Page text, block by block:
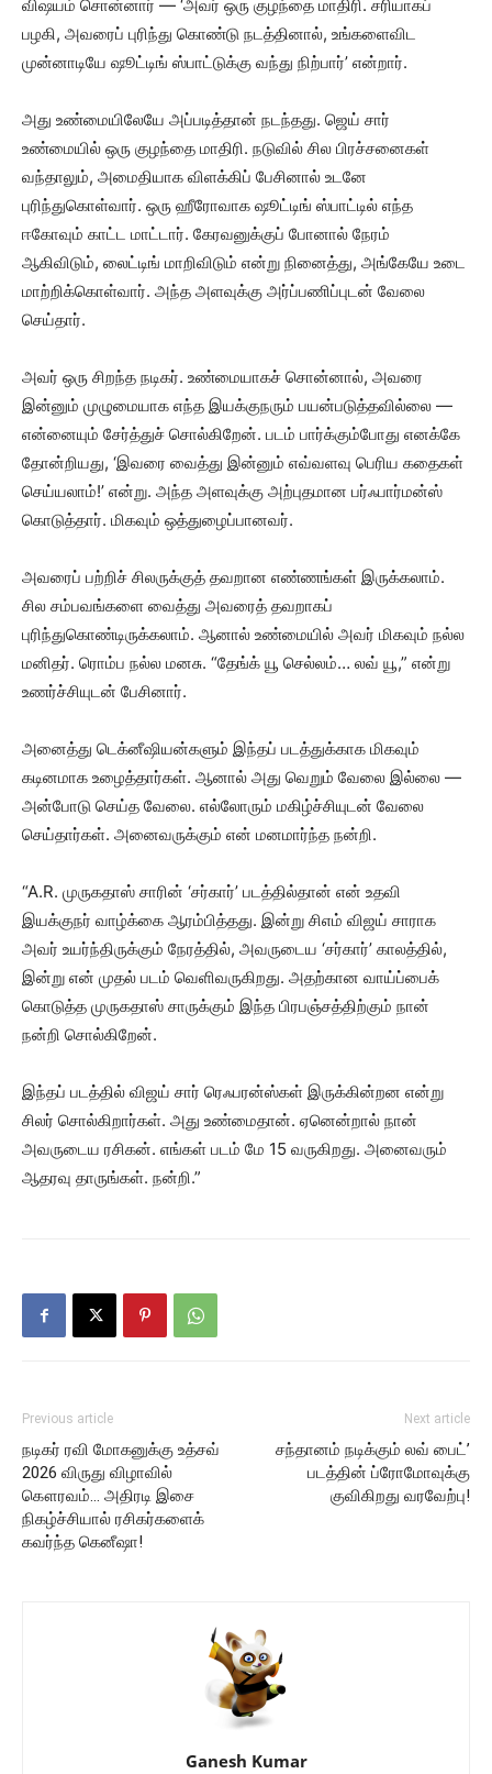
விஷயம் சொன்னார் — ‘அவர் ஒரு குழந்தை மாதிரி. சரியாகப்
பழகி, அவரைப் புரிந்து கொண்டு நடத்தினால், உங்களைவிட
முன்னாடியே ஷூட்டிங் ஸ்பாட்டுக்கு வந்து நிற்பார்’ என்றார்.
அது உண்மையிலேயே அப்படித்தான் நடந்தது. ஜெய் சார்
உண்மையில் ஒரு குழந்தை மாதிரி. நடுவில் சில பிரச்சனைகள்
வந்தாலும், அமைதியாக விளக்கிப் பேசினால் உடனே
புரிந்துகொள்வார். ஒரு ஹீரோவாக ஷூட்டிங் ஸ்பாட்டில் எந்த
ஈகோவும் காட்ட மாட்டார். கேரவனுக்குப் போனால் நேரம்
ஆகிவிடும், லைட்டிங் மாறிவிடும் என்று நினைத்து, அங்கேயே உடை
மாற்றிக்கொள்வார். அந்த அளவுக்கு அர்ப்பணிப்புடன் வேலை
செய்தார்.
அவர் ஒரு சிறந்த நடிகர். உண்மையாகச் சொன்னால், அவரை
இன்னும் முழுமையாக எந்த இயக்குநரும் பயன்படுத்தவில்லை —
என்னையும் சேர்த்துச் சொல்கிறேன். படம் பார்க்கும்போது எனக்கே
தோன்றியது, ‘இவரை வைத்து இன்னும் எவ்வளவு பெரிய கதைகள்
செய்யலாம்!’ என்று. அந்த அளவுக்கு அற்புதமான பர்ஃபார்மன்ஸ்
கொடுத்தார். மிகவும் ஒத்துழைப்பானவர்.
அவரைப் பற்றிச் சிலருக்குத் தவறான எண்ணங்கள் இருக்கலாம்.
சில சம்பவங்களை வைத்து அவரைத் தவறாகப்
புரிந்துகொண்டிருக்கலாம். ஆனால் உண்மையில் அவர் மிகவும் நல்ல
மனிதர். ரொம்ப நல்ல மனசு. “தேங்க் யூ செல்லம்… லவ் யூ,” என்று
உணர்ச்சியுடன் பேசினார்.
அனைத்து டெக்னீஷியன்களும் இந்தப் படத்துக்காக மிகவும்
கடினமாக உழைத்தார்கள். ஆனால் அது வெறும் வேலை இல்லை —
அன்போடு செய்த வேலை. எல்லோரும் மகிழ்ச்சியுடன் வேலை
செய்தார்கள். அனைவருக்கும் என் மனமார்ந்த நன்றி.
“A.R. முருகதாஸ் சாரின் ‘சர்கார்’ படத்தில்தான் என் உதவி
இயக்குநர் வாழ்க்கை ஆரம்பித்தது. இன்று சிஎம் விஜய் சாராக
அவர் உயர்ந்திருக்கும் நேரத்தில், அவருடைய ‘சர்கார்’ காலத்தில்,
இன்று என் முதல் படம் வெளிவருகிறது. அதற்கான வாய்ப்பைக்
கொடுத்த முருகதாஸ் சாருக்கும் இந்த பிரபஞ்சத்திற்கும் நான்
நன்றி சொல்கிறேன்.
இந்தப் படத்தில் விஜய் சார் ரெஃபரன்ஸ்கள் இருக்கின்றன என்று
சிலர் சொல்கிறார்கள். அது உண்மைதான். ஏனென்றால் நான்
அவருடைய ரசிகன். எங்கள் படம் மே 15 வருகிறது. அனைவரும்
ஆதரவு தாருங்கள். நன்றி.”
Previous article
நடிகர் ரவி மோகனுக்கு உத்சவ்
2026 விருது விழாவில்
கௌரவம்… அதிரடி இசை
நிகழ்ச்சியால் ரசிகர்களைக்
கவர்ந்த கெனீஷா!
Next article
சந்தானம் நடிக்கும் லவ் பைட்’
படத்தின் ப்ரோமோவுக்கு
குவிகிறது வரவேற்பு!
Ganesh Kumar